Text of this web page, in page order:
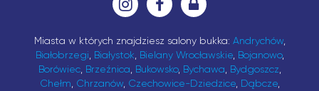
Miasta w których znajdziesz salony bukka: Andrychów,
Białobrzegi, Białystok, Bielany Wrocławskie, Bojanowo,
Borówiec, Brzeźnica, Bukowsko, Bychawa, Bydgoszcz,
Chełm, Chrzanów, Czechowice-Dziedzice, Dąbcze,